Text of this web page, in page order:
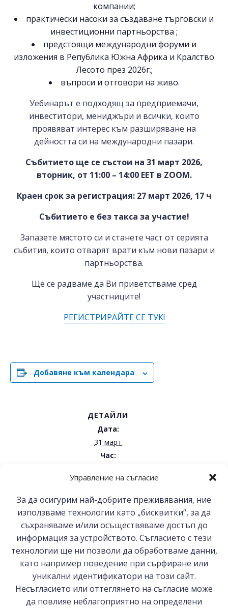
Управление на съгласие
За да осигурим най-добрите преживявания, ние
използваме технологии като „бисквитки“, за да
съхраняваме и/или осъществяваме достъп до
информация за устройството. Съгласието с тези
технологии ще ни позволи да обработваме данни,
като например поведение при сърфиране или
уникални идентификатори на този сайт.
Несъгласието или оттеглянето на съгласие може
да повлияе неблагоприятно на определени
компании;
практически насоки за създаване търговски и
инвестиционни партньорства ;
предстоящи международни форуми и
изложения в Република Южна Африка и Кралство
Лесото през 2026г.;
въпроси и отговори на живо.
Уебинарът е подходящ за предприемачи,
инвеститори, мениджъри и всички, които
проявяват интерес към разширяване на
дейността си на международни пазари.
Събитието ще се състои на 31 март 2026,
вторник, от 11:00 – 14:00 EET в ZOOM.
Краен срок за регистрация: 27 март 2026, 17 ч
Събитието е без такса за участие!
Запазете мястото си и станете част от серията
събития, които отварят врати към нови пазари и
партньорства.
Ще се радваме да Ви приветстваме сред
участниците!
РЕГИСТРИРАЙТЕ СЕ ТУК!
Добавяне към календара
ДЕТАЙЛИ
Дата:
31 март
Час:
Онлайн кръгла маса за МСП за
всеобхватното и икономическо
търговско споразумение между ЕС
и Канада
REFA-курс „Организация и
управление на фирмата и
оптимизация на
производствените процеси“
© 2026 БСК-Комерсконсулт ЕООД